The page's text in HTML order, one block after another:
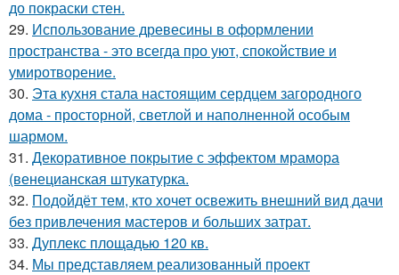
до покраски стен.
29. Использование древесины в оформлении
пространства - это всегда про уют, спокойствие и
умиротворение.
30. Эта кухня стала настоящим сердцем загородного
дома - просторной, светлой и наполненной особым
шармом.
31. Декоративное покрытие с эффектом мрамора
(венецианская штукатурка.
32. Подойдёт тем, кто хочет освежить внешний вид дачи
без привлечения мастеров и больших затрат.
33. Дуплекс площадью 120 кв.
34. Мы представляем реализованный проект